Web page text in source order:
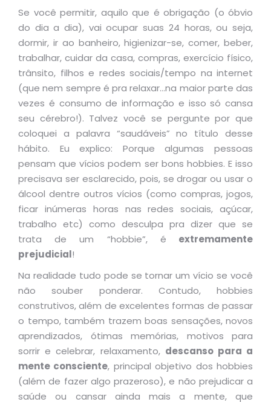
Se você permitir, aquilo que é obrigação (o óbvio
do dia a dia), vai ocupar suas 24 horas, ou seja,
dormir, ir ao banheiro, higienizar-se, comer, beber,
trabalhar, cuidar da casa, compras, exercício físico,
trânsito, filhos e redes sociais/tempo na internet
(que nem sempre é pra relaxar…na maior parte das
vezes é consumo de informação e isso só cansa
seu cérebro!). Talvez você se pergunte por que
coloquei a palavra “saudáveis” no título desse
hábito. Eu explico: Porque algumas pessoas
pensam que vícios podem ser bons hobbies. E isso
precisava ser esclarecido, pois, se drogar ou usar o
álcool dentre outros vícios (como compras, jogos,
ficar inúmeras horas nas redes sociais, açúcar,
trabalho etc) como desculpa pra dizer que se
trata de um “hobbie”, é extremamente
prejudicial!
Na realidade tudo pode se tornar um vício se você
não souber ponderar. Contudo, hobbies
construtivos, além de excelentes formas de passar
o tempo, também trazem boas sensações, novos
aprendizados, ótimas memórias, motivos para
sorrir e celebrar, relaxamento, descanso para a
mente consciente, principal objetivo dos hobbies
(além de fazer algo prazeroso), e não prejudicar a
saúde ou cansar ainda mais a mente, que